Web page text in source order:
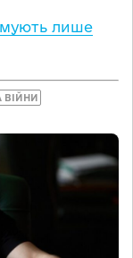
лише
ВІЙНИ